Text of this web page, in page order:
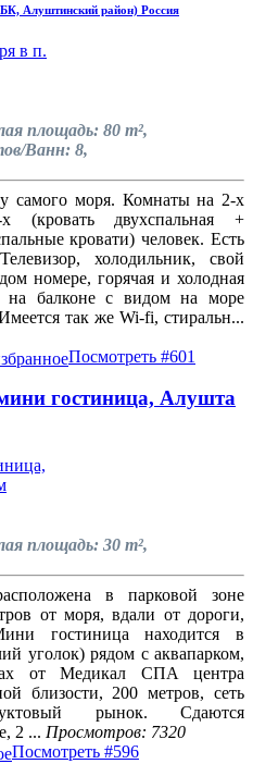
Алуштинский район) Россия
площадь: 80 m²,
Ванн: 8,
самого моря. Комнаты на 2-х
х (кровать двухспальная +
кровати) человек. Есть
холодильник, свой
номере, горячая и холодная
на балконе с видом на море
так же Wi-fi, стиральн...
Посмотреть #601
гостиница, Алушта
площадь: 30 m²,
в парковой зоне
от моря, вдали от дороги,
гостиница находится в
уголок) рядом с аквапарком,
от Медикал СПА центра
близости, 200 метров, сеть
рынок. Сдаются
2 ... Просмотров: 7320
Посмотреть #596